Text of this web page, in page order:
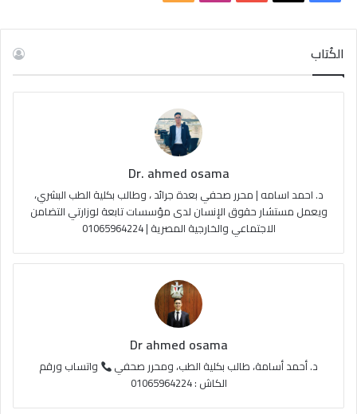
الكُتاب
Dr. ahmed osama
د. احمد اسامه | محرر صحفي بعدة جرائد ، وطالب بكلية الطب البشري،
ويعمل مستشار حقوق الإنسان لدى مؤسسات تابعة لوزارتي التضامن
الاجتماعي والخارجية المصرية | 01065964224
Dr ahmed osama
د. أحمد أسامة، طالب بكلية الطب، ومحرر صحفي
واتساب ورقم
الكاش : 01065964224